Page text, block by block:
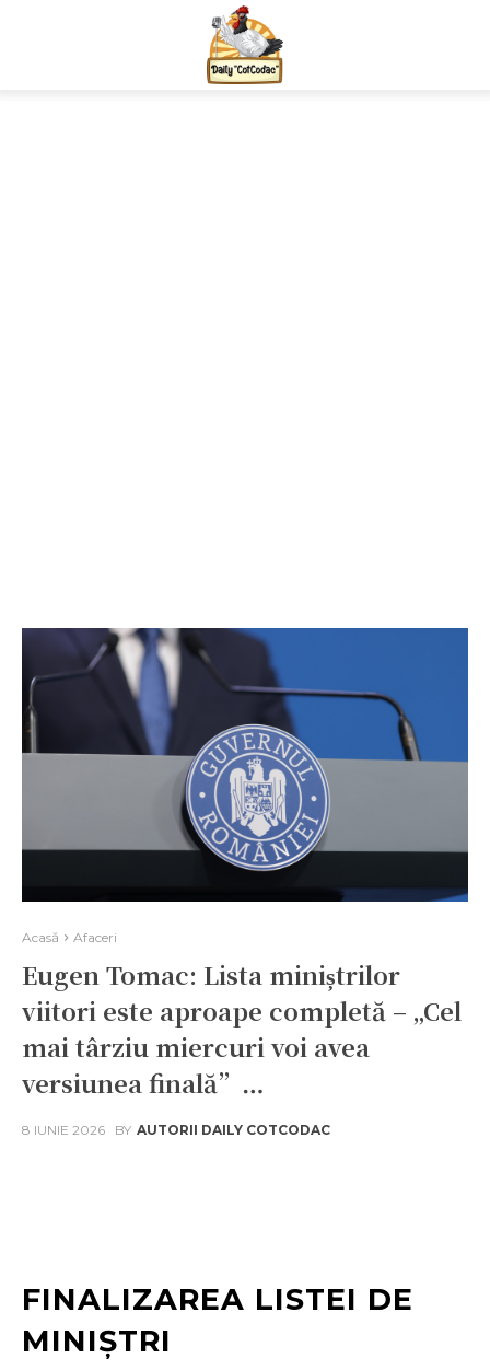
Acasă Afaceri
Eugen Tomac: Lista miniștrilor
viitori este aproape completă – „Cel
mai târziu miercuri voi avea
versiunea finală”…
8 IUNIE 2026 BY AUTORII DAILY COTCODAC
FINALIZAREA LISTEI DE
MINIȘTRI